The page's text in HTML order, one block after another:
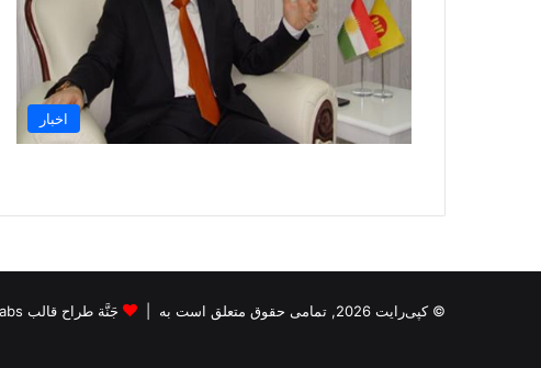
اخبار
© کپی‌رایت 2026, تمامی حقوق متعلق است به | جَنَّة طراح قالب TieLabs